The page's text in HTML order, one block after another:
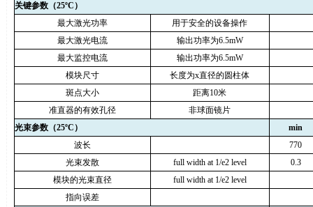
关键参数（25ºC ）
最大激光功率
用于安全的设备操作
最大激光电流
输出功率为6.5mW
最大监控电流
输出功率为6.5mW
模块尺寸
长度为x直径的圆柱体
斑点大小
距离10米
准直器的有效孔径
非球面镜片
光束参数（25ºC ）
min
波长
770
光束发散
full width at 1/e2 level
0.3
模块的光束直径
full width at 1/e2 level
指向误差